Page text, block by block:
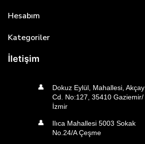
Hesabım
Kategoriler
İletişim
👤
Dokuz Eylül, Mahallesi, Akçay
Cd. No:127, 35410 Gaziemir/
İzmir
👤
Ilıca Mahallesi 5003 Sokak
No.24/A Çeşme